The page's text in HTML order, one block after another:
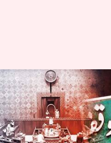
नए वक्फ कानून में
के लिए क्यों
इंतजार?
लेखन भारत शर्मा Apr 08, 2025